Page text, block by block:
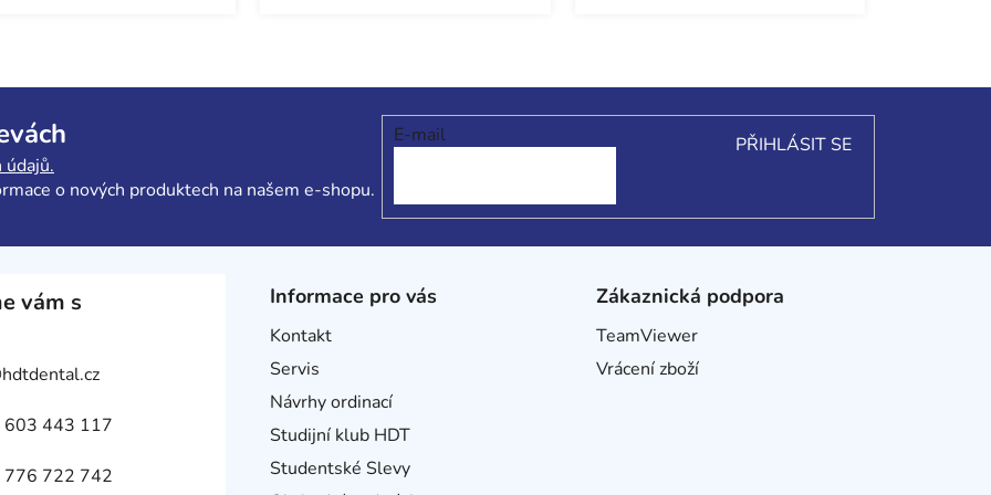
v
a
p
údajů.
o nových produktech na našem e-shopu.
E-mail PŘIHLÁSIT SE
vám s
hdtdental.cz
443 117
722 742
Informace pro vás
Kontakt
Servis
Návrhy ordinací
Studijní klub HDT
Studentské Slevy
Zákaznická podpora
TeamViewer
Vrácení zboží